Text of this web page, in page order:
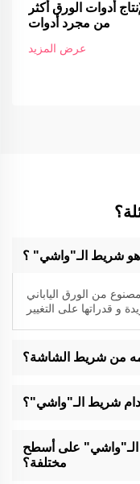
أدوات الورق أكثر
من مجرد أدوات
عرض المزيد
هو شريط الـ"واشي" ؟
من الورق الياباني
و قدراتها على التغيير
من شريط الشاشة؟
فنية، وإضافة لهجات إلى
الحرف أو ديكور المنزل.
شريط الـ"واشي"؟
بعناية على بعض الأسطح.
الـ"واشي" على أسطح
مختلفة؟